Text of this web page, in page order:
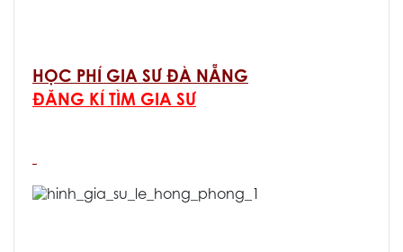
HỌC PHÍ GIA SƯ ĐÀ NẴNG
ĐĂNG KÍ TÌM GIA SƯ